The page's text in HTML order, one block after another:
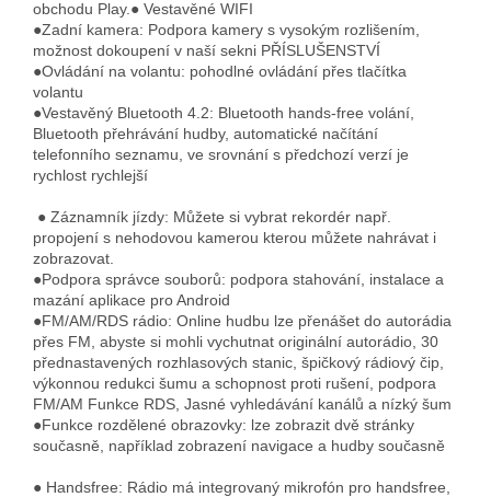
obchodu Play.● Vestavěné WIFI
●Zadní kamera: Podpora kamery s vysokým rozlišením,
možnost dokoupení v naší sekni PŘÍSLUŠENSTVÍ
●Ovládání na volantu: pohodlné ovládání přes tlačítka
volantu
●Vestavěný Bluetooth 4.2: Bluetooth hands-free volání,
Bluetooth přehrávání hudby, automatické načítání
telefonního seznamu, ve srovnání s předchozí verzí je
rychlost rychlejší
● Záznamník jízdy: Můžete si vybrat rekordér např.
propojení s nehodovou kamerou kterou můžete nahrávat i
zobrazovat.
●Podpora správce souborů: podpora stahování, instalace a
mazání aplikace pro Android
●FM/AM/RDS rádio: Online hudbu lze přenášet do autorádia
přes FM, abyste si mohli vychutnat originální autorádio, 30
přednastavených rozhlasových stanic, špičkový rádiový čip,
výkonnou redukci šumu a schopnost proti rušení, podpora
FM/AM Funkce RDS, Jasné vyhledávání kanálů a nízký šum
●Funkce rozdělené obrazovky: lze zobrazit dvě stránky
současně, například zobrazení navigace a hudby současně
● Handsfree: Rádio má integrovaný mikrofón pro handsfree,